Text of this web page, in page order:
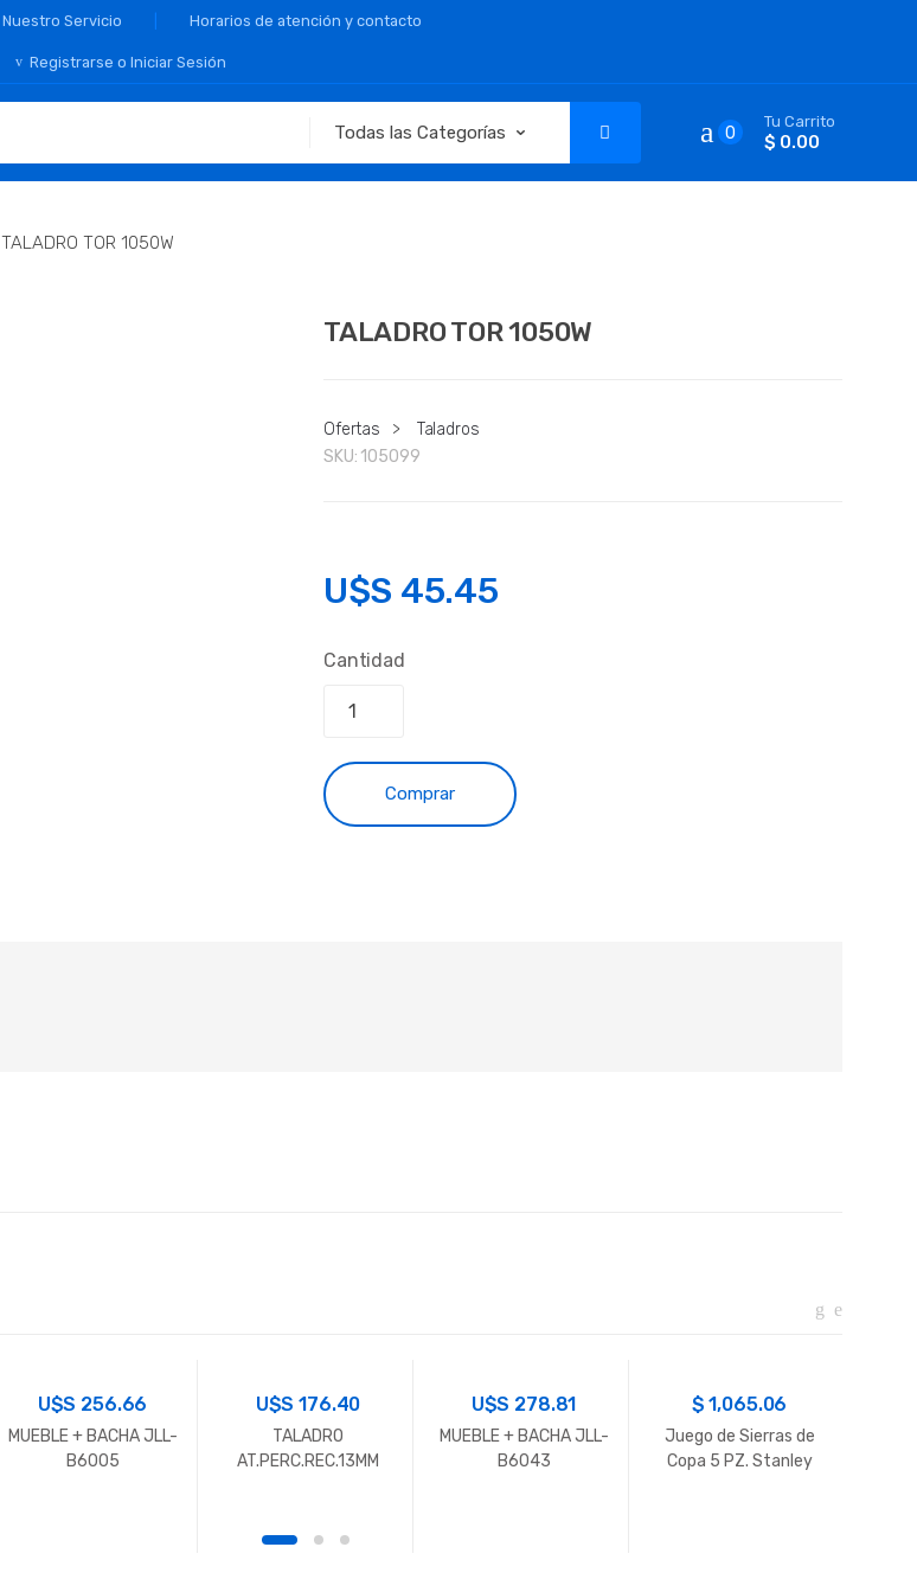
Nuestro Servicio Horarios de atención y contacto
Registrarse o Iniciar Sesión
0
Tu Carrito
$ 0.00
TALADRO TOR 1050W
TALADRO TOR 1050W
Ofertas >
Taladros
SKU: 105099
U$S 45.45
Cantidad
Comprar
U$S 256.66
MUEBLE + BACHA JLL-
B6005
U$S176.40
TALADRO
AT.PERC.REC.13MM
U$S 278.81
MUEBLE + BACHA JLL-
B6043
$1,065.06
Juego de Sierras de
Copa 5 PZ. Stanley